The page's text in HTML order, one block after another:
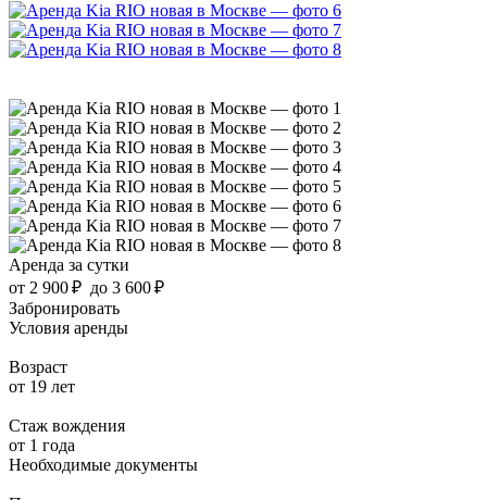
Аренда за сутки
от 2 900 ₽ до 3 600 ₽
Забронировать
Условия аренды
Возраст
от 19 лет
Стаж вождения
от 1 года
Необходимые документы